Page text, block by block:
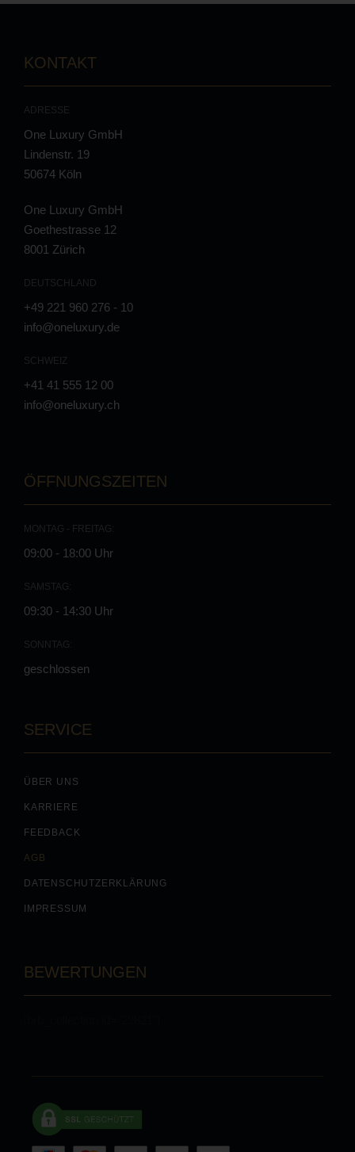
KONTAKT
ADRESSE
One Luxury GmbH
Lindenstr. 19
50674 Köln
One Luxury GmbH
Goethestrasse 12
8001 Zürich
DEUTSCHLAND
+49 221 960 276 - 10
info@oneluxury.de
SCHWEIZ
+41 41 555 12 00
info@oneluxury.ch
ÖFFNUNGSZEITEN
MONTAG - FREITAG:
09:00 - 18:00 Uhr
SAMSTAG:
09:30 - 14:30 Uhr
SONNTAG:
geschlossen
SERVICE
ÜBER UNS
KARRIERE
FEEDBACK
AGB
DATENSCHUTZERKLÄRUNG
IMPRESSUM
BEWERTUNGEN